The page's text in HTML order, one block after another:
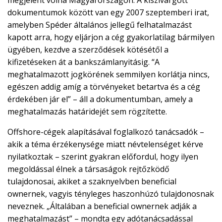
dokumentumok között van egy 2007 szeptemberi irat,
amelyben Spéder általános jellegű felhatalmazást
kapott arra, hogy eljárjon a cég gyakorlatilag bármilyen
ügyében, kezdve a szerződések kötésétől a
kifizetéseken át a bankszámlanyitásig. “A
meghatalmazott jogkörének semmilyen korlátja nincs,
egészen addig amíg a törvényeket betartva és a cég
érdekében jár el” – áll a dokumentumban, amely a
meghatalmazás határidejét sem rögzítette.
Offshore-cégek alapításával foglalkozó tanácsadók –
akik a téma érzékenysége miatt névtelenséget kérve
nyilatkoztak – szerint gyakran előfordul, hogy ilyen
megoldással élnek a társaságok rejtőzködő
tulajdonosai, akiket a szaknyelvben beneficial
ownernek, vagyis tényleges haszonhúzó tulajdonosnak
neveznek. „Általában a beneficial ownernek adják a
meghatalmazást” – mondta egy adótanácsadással